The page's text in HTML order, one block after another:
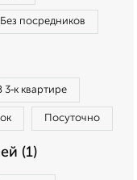
Без посредников
3‑к квартире
Посуточно
(1)